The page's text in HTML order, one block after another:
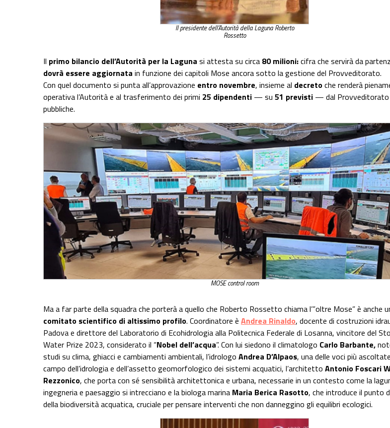
Il presidente dell’Autorità della Laguna Roberto
Rossetto
Il primo bilancio dell’Autorità per la Laguna si attesta su circa 80 milioni:cifra che servirà da
dovrà essere aggiornata in funzione dei capitoli Mose ancora sotto la gestione del Provveditorato.
Con quel documento si punta all’approvazione entro novembre, insieme al decretoche renderà
operativa l’Autorità e al trasferimento dei primi 25 dipendenti — su 51 previsti — dal Provveditorato
pubbliche.
MOSE control room
Ma a far parte della squadra che porterà a quello che Roberto Rossetto chiama l’”oltre Mose” è anche
comitato scientifico di altissimo profilo. Coordinatore è Andrea Rinaldo, docente di costruzioni
Padova e direttore del Laboratorio di Ecohidrologia alla Politecnica Federale di Losanna, vincitore del
Water Prize 2023, considerato il “Nobel dell’acqua”. Con lui siedono il climatologo Carlo Barbante,
studi su clima, ghiacci e cambiamenti ambientali, l’idrologo Andrea D’Alpaos, una delle voci più
campo dell’idrologia e dell’assetto geomorfologico dei sistemi acquatici, l’architetto Antonio Foscari
Rezzonico, che porta con sé sensibilità architettonica e urbana, necessarie in un contesto come la
ingegneria e paesaggio si intrecciano e la biologa marina Maria Berica Rasotto, che introduce il punto
della biodiversità acquatica, cruciale per pensare interventi che non danneggino gli equilibri ecologici.